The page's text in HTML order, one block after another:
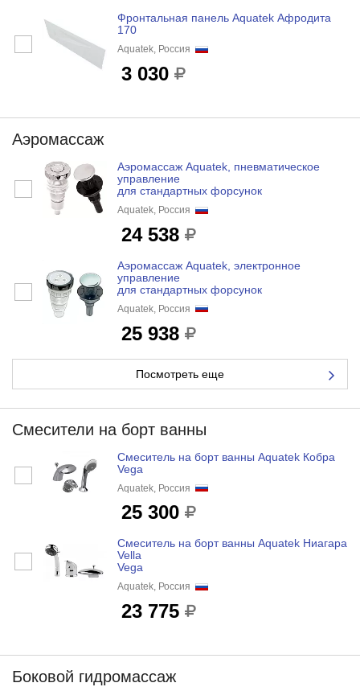
Фронтальная панель Aquatek Афродита
170
Aquatek, Россия
3 030
Аэромассаж
Аэромассаж Aquatek, пневматическое
управление
для стандартных форсунок
Aquatek, Россия
24 538
Аэромассаж Aquatek, электронное
управление
для стандартных форсунок
Aquatek, Россия
25 938
Посмотреть еще
Смесители на борт ванны
Смеситель на борт ванны Aquatek Кобра
Vega
Aquatek, Россия
25 300
Смеситель на борт ванны Aquatek Ниагара
Vella
Vega
Aquatek, Россия
23 775
Боковой гидромассаж